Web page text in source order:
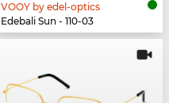
VOOY by edel-optics
Edebali Sun - 110-03